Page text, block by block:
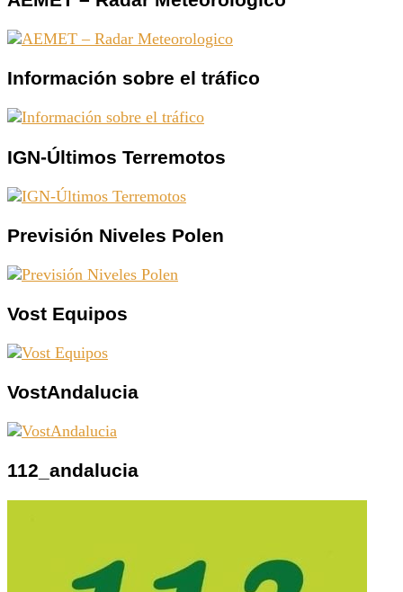
Información sobre el tráfico
IGN-Últimos Terremotos
Previsión Niveles Polen
Vost Equipos
VostAndalucia
112_andalucia